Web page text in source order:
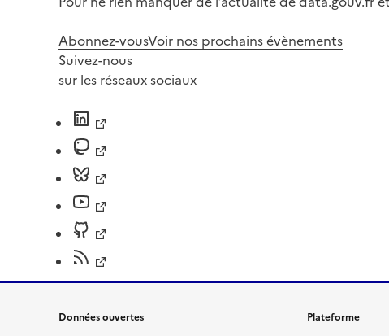
Abonnez-vousVoir nos prochains évènements
Suivez-nous
sur les réseaux sociaux
Données ouvertes
Plateforme